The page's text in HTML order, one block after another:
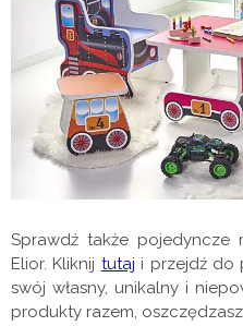
Sprawdź także pojedyncze
Elior. Kliknij tutaj i przejdź do
swój własny, unikalny i
produkty razem,